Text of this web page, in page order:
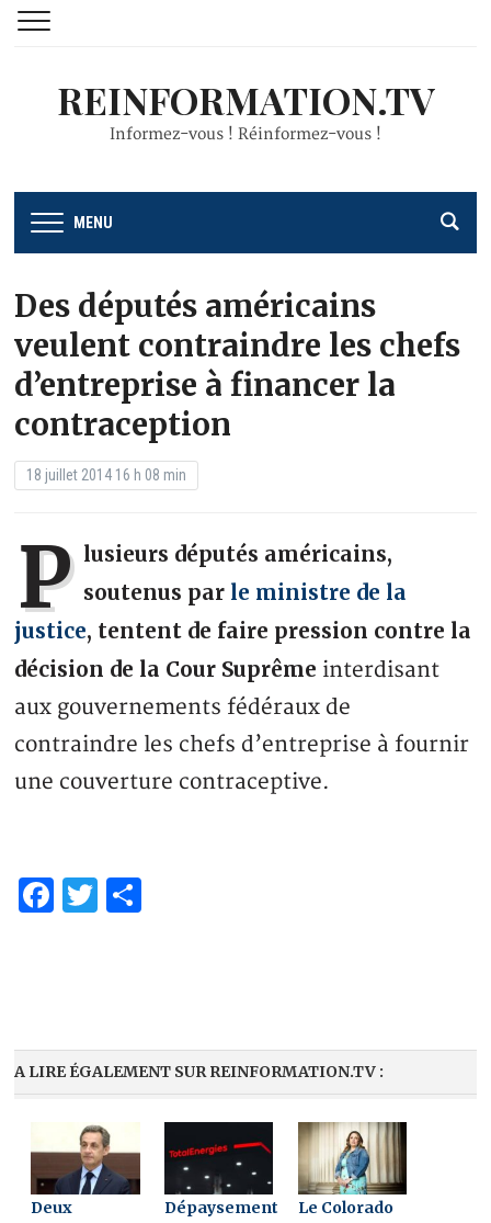
REINFORMATION.TV
Informez-vous ! Réinformez-vous !
MENU
Des députés américains
veulent contraindre les chefs
d’entreprise à financer la
contraception
18 juillet 2014 16 h 08 min
P lusieurs députés américains,
soutenus par le ministre de la
justice, tentent de faire pression contre la
décision de la Cour Suprême interdisant
aux gouvernements fédéraux de
contraindre les chefs d’entreprise à fournir
une couverture contraceptive.
Facebook
Twitter
A LIRE ÉGALEMENT SUR REINFORMATION.TV :
Deux
Dépaysement
Le Colorado